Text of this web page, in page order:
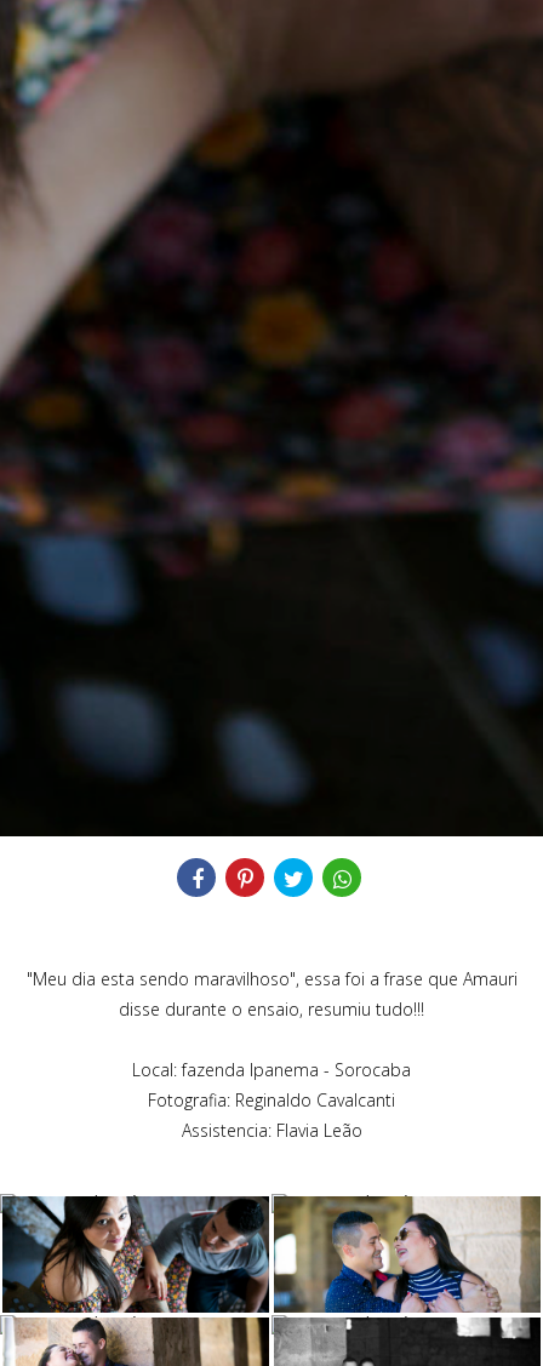
"Meu dia esta sendo maravilhoso", essa foi a frase que Amauri
disse durante o ensaio, resumiu tudo!!!
Local: fazenda Ipanema - Sorocaba
Fotografia: Reginaldo Cavalcanti
Assistencia: Flavia Leão